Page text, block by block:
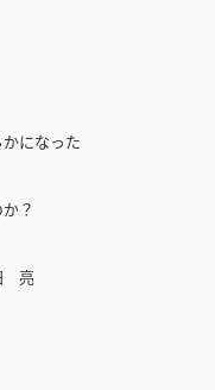
になった
？
亮